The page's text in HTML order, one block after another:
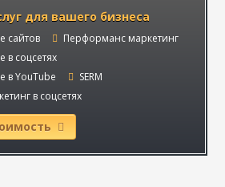
для вашего бизнеса
сайтов
Перформанс маркетинг
в соцсетях
в YouTube
SERM
в соцсетях